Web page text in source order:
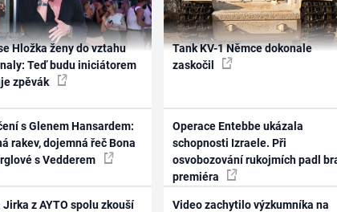
Hložka ženy do vztahu
Teď budu iniciátorem
zpěvák
s Glenem Hansardem:
rakev, dojemná řeč Bona
s Vedderem
Jirka z AYTO spolu zkouší
Tank KV-1 Němce dokonale
zaskočil
Operace Entebbe ukázala
schopnosti Izraele. Při
osvobozování rukojmích padl
premiéra
Video zachytilo výzkumníka na